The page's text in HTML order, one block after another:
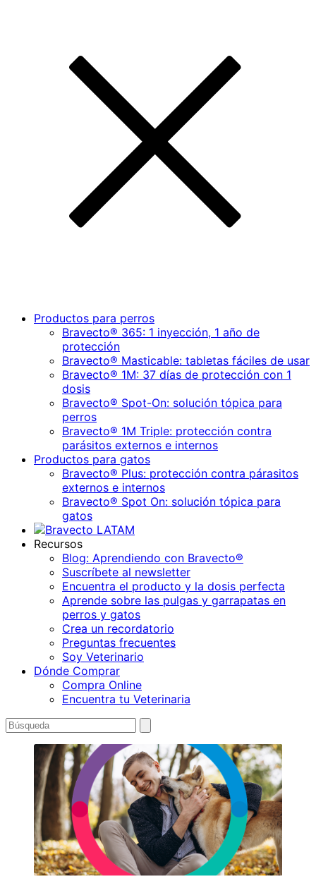
Productos para perros
Bravecto® 365: 1 inyección, 1 año de
protección
Bravecto® Masticable: tabletas fáciles de usar
Bravecto® 1M: 37 días de protección con 1
dosis
Bravecto® Spot-On: solución tópica para
perros
Bravecto® 1M Triple: protección contra
parásitos externos e internos
Productos para gatos
Bravecto® Plus: protección contra párasitos
externos e internos
Bravecto® Spot On: solución tópica para
gatos
Recursos
Blog: Aprendiendo con Bravecto®
Suscríbete al newsletter
Encuentra el producto y la dosis perfecta
Aprende sobre las pulgas y garrapatas en
perros y gatos
Crea un recordatorio
Preguntas frecuentes
Soy Veterinario
Dónde Comprar
Compra Online
Encuentra tu Veterinaria
Buscar
por
búsqueda